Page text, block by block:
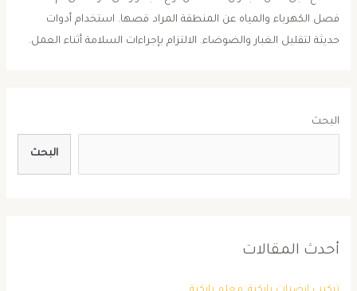
فصل الكهرباء والمياه عن المنطقة المراد قصها. استخدام أدوات
حديثة لتقليل الغبار والضوضاء. الالتزام بإجراءات السلامة أثناء العمل.
البحث
البحث
أحدث المقالات